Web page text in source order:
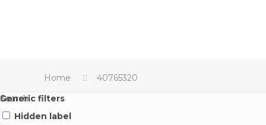
Home
40765320
Search
Generic filters
Hidden label